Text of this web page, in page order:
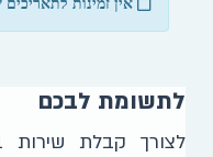
לתשומת לבכם
לצורך קבלת